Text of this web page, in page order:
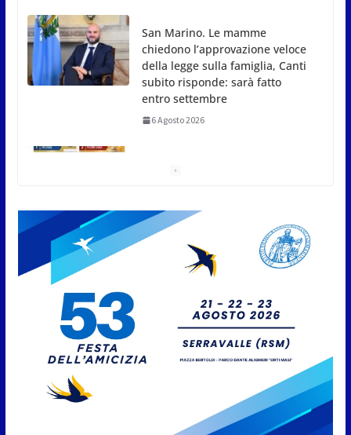
San Marino. Le mamme
chiedono l’approvazione veloce
della legge sulla famiglia, Canti
subito risponde: sarà fatto
entro settembre
6 Agosto 2026
6 Agosto 2026
San Marino. Certificati di
malattia dei lavoratori
possibile una nuova modalità di
trasmissione
6 Agosto 2026
San Marino Junior Open:
definiti i quarti di finale
6 Agosto 2026